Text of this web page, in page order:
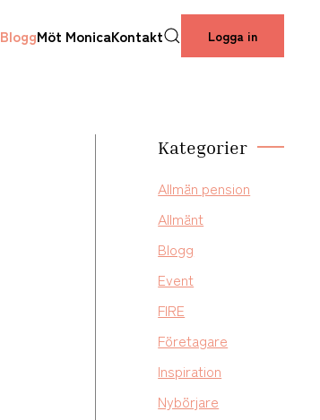
BloggMöt MonicaKontakt Logga in
Kategorier
Allmän pension
Allmänt
Blogg
Event
FIRE
Företagare
Inspiration
Nybörjare